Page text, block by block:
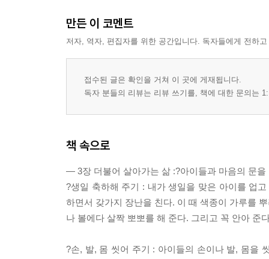
만든 이 코멘트
저자, 역자, 편집자를 위한 공간입니다. 독자들에게 전하
접수된 글은 확인을 거쳐 이 곳에 게재됩니다.
독자 분들의 리뷰는 리뷰 쓰기를, 책에 대한 문의는
책 속으로
― 3장 더불어 살아가는 삶 :?아이들과 마음의 문을
?생일 축하해 주기 : 내가 생일을 맞은 아이를 업
하면서 갖가지 장난을 친다. 이 때 색종이 가루를
나 볼에다 살짝 뽀뽀를 해 준다. 그리고 꼭 안아 준
?손, 발, 몸 씻어 주기 : 아이들의 손이나 발, 몸을